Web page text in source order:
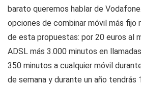
barato queremos hablar de
opciones de combinar móvil más fijo
de esta propuestas: por 20 euros al
ADSL más 3.000 minutos en
350 minutos a cualquier móvil
de semana y durante un año tendrás